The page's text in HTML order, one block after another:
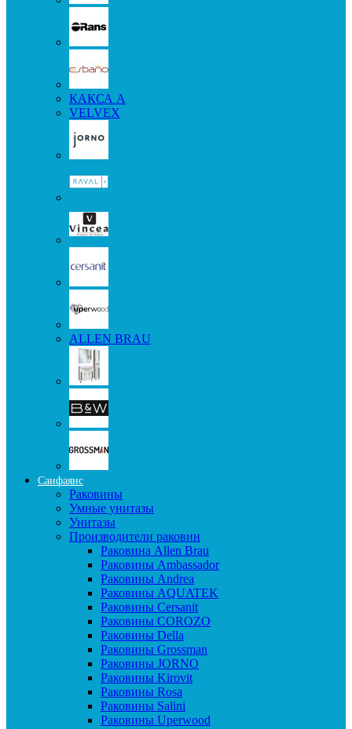
КАКСА А
VELVEX
ALLEN BRAU
Санфаянс
Раковины
Умные унитазы
Унитазы
Производители раковин
Раковина Allen Brau
Раковины Ambassador
Раковины Andrea
Раковины AQUATEK
Раковины Cersanit
Раковины COROZO
Раковины Della
Раковины Grossman
Раковины JORNO
Раковины Kirovit
Раковины Rosa
Раковины Salini
Раковины Uperwood